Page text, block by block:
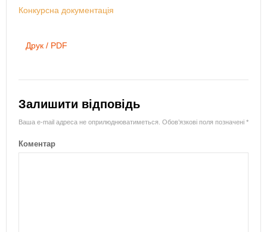
Конкурсна документація
Друк / PDF
Залишити відповідь
Ваша e-mail адреса не оприлюднюватиметься. Обов’язкові поля позначені *
Коментар